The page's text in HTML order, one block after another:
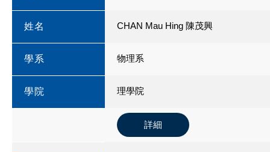
姓名 CHAN Mau Hing 陳茂興
學系 物理系
學院 理學院
詳細